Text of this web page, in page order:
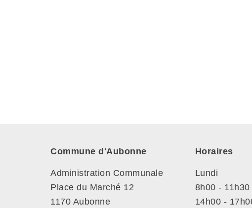
Commune d'Aubonne
Administration Communale
Place du Marché 12
1170 Aubonne
Horaires
Lundi
8h00 - 11h30
14h00 -